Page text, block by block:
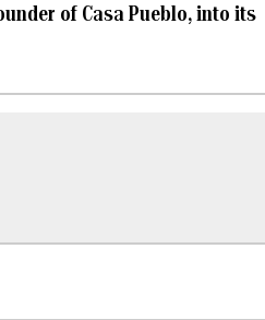
of Casa Pueblo, into its